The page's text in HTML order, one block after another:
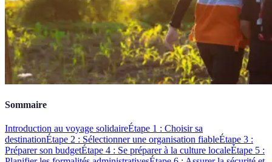
Sommaire
Introduction au voyage solidaireÉtape 1 : Choisir sa
destinationÉtape 2 : Sélectionner une organisation fiableÉtape 3 :
Préparer son budgetÉtape 4 : Se préparer à la culture localeÉtape 5 :